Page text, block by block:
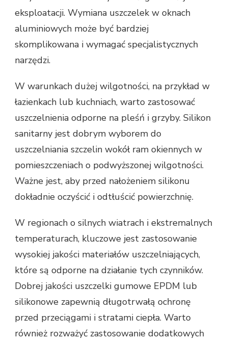
eksploatacji. Wymiana uszczelek w oknach
aluminiowych może być bardziej
skomplikowana i wymagać specjalistycznych
narzędzi.
W warunkach dużej wilgotności, na przykład w
łazienkach lub kuchniach, warto zastosować
uszczelnienia odporne na pleśń i grzyby. Silikon
sanitarny jest dobrym wyborem do
uszczelniania szczelin wokół ram okiennych w
pomieszczeniach o podwyższonej wilgotności.
Ważne jest, aby przed nałożeniem silikonu
dokładnie oczyścić i odtłuścić powierzchnię.
W regionach o silnych wiatrach i ekstremalnych
temperaturach, kluczowe jest zastosowanie
wysokiej jakości materiałów uszczelniających,
które są odporne na działanie tych czynników.
Dobrej jakości uszczelki gumowe EPDM lub
silikonowe zapewnią długotrwałą ochronę
przed przeciągami i stratami ciepła. Warto
również rozważyć zastosowanie dodatkowych